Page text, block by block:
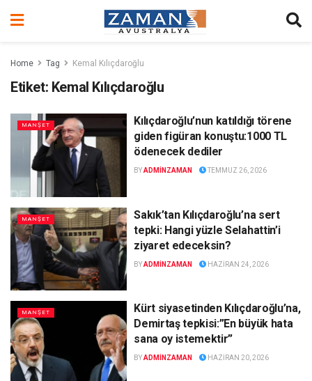
Home Tag Kemal Kılıçdaroğlu
Etiket: Kemal Kılıçdaroğlu
MANŞET
Kılıçdaroğlu’nun katıldığı törene
giden figüran konuştu:1000 TL
ödenecek dediler
BYADMINZAMAN TEMMUZ 26, 2026
MANŞET
Sakık’tan Kılıçdaroğlu’na sert
tepki: Hangi yüzle Selahattin’i
ziyaret edeceksin?
BYADMINZAMAN HAZIRAN 24, 2026
MANŞET
Kürt siyasetinden Kılıçdaroğlu’na,
Demirtaş tepkisi:”En büyük hata
sana oy istemektir”
BYADMINZAMAN HAZIRAN 20, 2026